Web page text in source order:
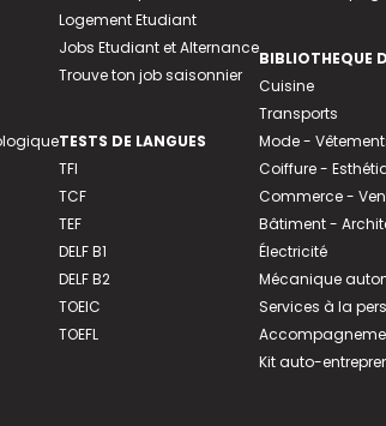
Logement Etudiant
Jobs Etudiant et Alternance
Trouve ton job saisonnier
TESTS DE LANGUES
TFI
TCF
TEF
DELF B1
DELF B2
TOEIC
TOEFL
BIBLIOTHEQUE
Cuisine
Transports
Mode -
Coiffure -
Commerce -
Bâtiment -
Électricité
Mécanique
Services à la
Kit auto-